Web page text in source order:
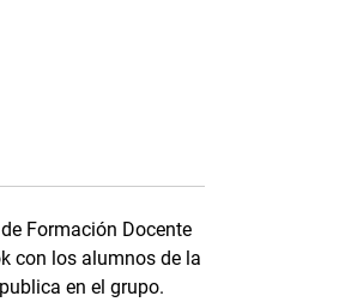
Formación Docente
con los alumnos de la
en el grupo.